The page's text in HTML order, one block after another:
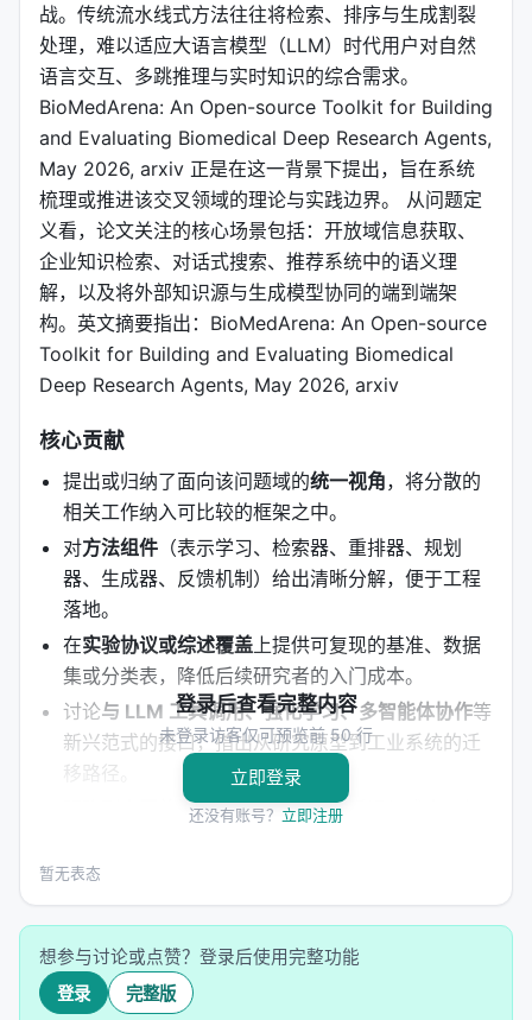
战。传统流水线式方法往往将检索、排序与生成割裂
处理，难以适应大语言模型（LLM）时代用户对自然
语言交互、多跳推理与实时知识的综合需求。
BioMedArena: An Open-source Toolkit for Building
and Evaluating Biomedical Deep Research Agents,
May 2026, arxiv 正是在这一背景下提出，旨在系统
梳理或推进该交叉领域的理论与实践边界。 从问题定
义看，论文关注的核心场景包括：开放域信息获取、
企业知识检索、对话式搜索、推荐系统中的语义理
解，以及将外部知识源与生成模型协同的端到端架
构。英文摘要指出：BioMedArena: An Open-source
Toolkit for Building and Evaluating Biomedical
Deep Research Agents, May 2026, arxiv
核心贡献
提出或归纳了面向该问题域的统一视角，将分散的
相关工作纳入可比较的框架之中。
对方法组件 （表示学习、检索器、重排器、规划
器、生成器、反馈机制）给出清晰分解，便于工程
落地。
在实验协议或综述覆盖上提供可复现的基准、数据
集或分类表，降低后续研究者的入门成本。
讨论与 LLM 工具调用、强化学习、多智能体协作等
新兴范式的接口，指出从研究原型到工业系统的迁
移路径。
开放问题：评测可信度、延迟与成本、幻
→ 训练或构建流程 → 推理管线」四步。 1.
示：将查询、文档、用户上下文编码为稠密或稀疏表
登录后查看完整内容
未登录访客仅可预览前 50 行
立即登录
还没有账号？ 立即注册
暂无表态
想参与讨论或点赞？登录后使用完整功能
登录 完整版